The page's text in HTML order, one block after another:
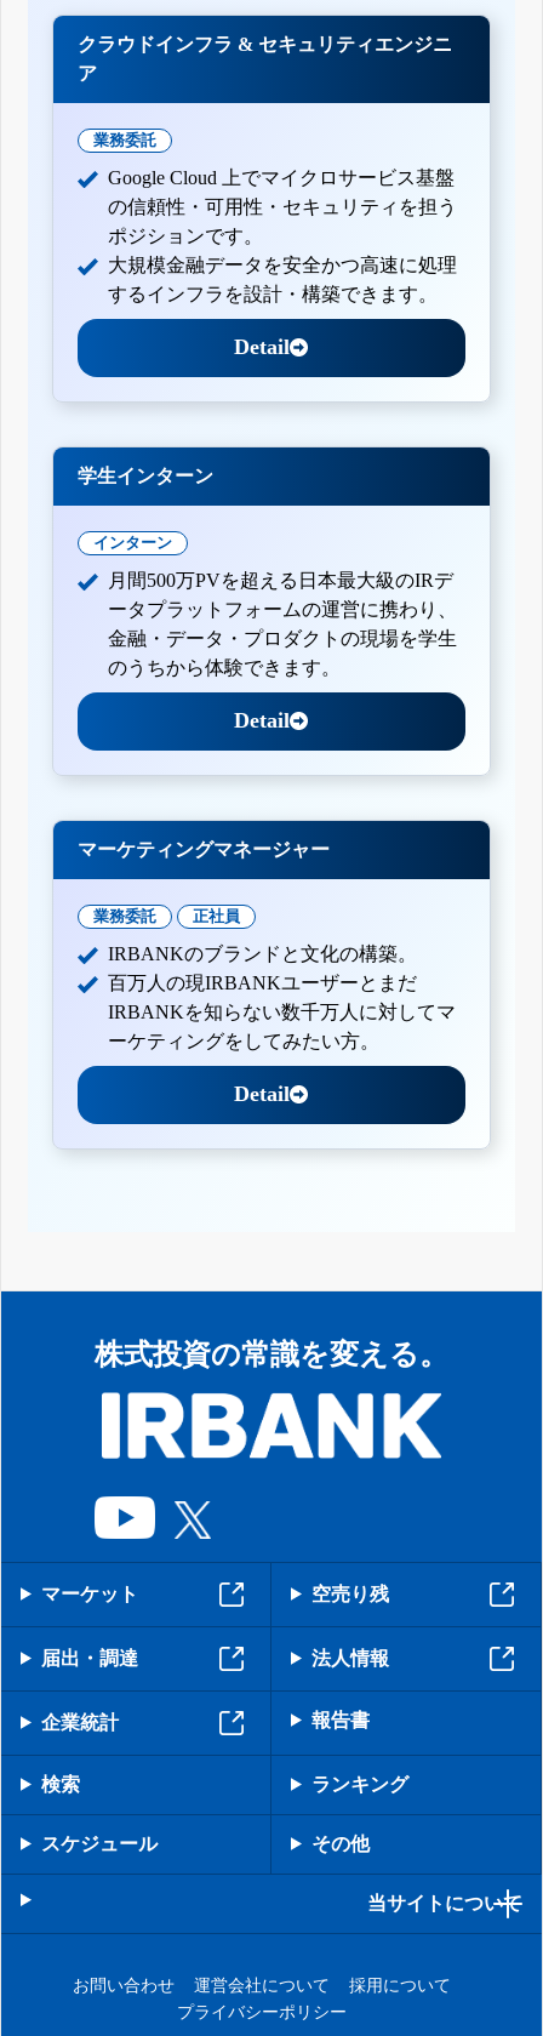
クラウドインフラ & セキュリティエンジニ
ア
業務委託
Google Cloud 上でマイクロサービス基盤
の信頼性・可用性・セキュリティを担う
ポジションです。
大規模金融データを安全かつ高速に処理
するインフラを設計・構築できます。
Detail
学生インターン
インターン
月間500万PVを超える日本最大級のIRデ
ータプラットフォームの運営に携わり、
金融・データ・プロダクトの現場を学生
のうちから体験できます。
Detail
マーケティングマネージャー
業務委託 正社員
IRBANKのブランドと文化の構築。
百万人の現IRBANKユーザーとまだ
IRBANKを知らない数千万人に対してマ
ーケティングをしてみたい方。
Detail
株式投資の常識を変える。
マーケット 空売り残
届出・調達 法人情報
企業統計 報告書
検索 ランキング
スケジュール その他
当サイトについて
お問い合わせ 運営会社について
採用について
プライバシーポリシー